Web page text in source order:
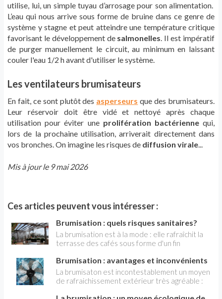
utilise, lui, un simple tuyau d’arrosage pour son alimentation.
L’eau qui nous arrive sous forme de bruine dans ce genre de
système y stagne et peut atteindre une température critique
favorisant le développement de salmonelles. Il est impératif
de purger manuellement le circuit, au minimum en laissant
couler l'eau 1/2 h avant d'utiliser le système.
Les ventilateurs brumisateurs
En fait, ce sont plutôt des asperseurs que des brumisateurs.
Leur réservoir doit être vidé et nettoyé après chaque
utilisation pour éviter une prolifération bactériennequi,
lors de la prochaine utilisation, arriverait directement dans
vos bronches. On imagine les risques de diffusion virale...
Mis à jour le 9 mai 2026
Ces articles peuvent vous intéresser :
Brumisation : quels risques sanitaires?
La brumisation est à la mode : elle rafraîchit la
terrasse des cafés sous forme d'un fin
pergola dans nos maisons. Pourtant, elle n'est
pas sans risques sanitaires : explications.
Brumisation : avantages et inconvénients
La brumisaton est incontestablement un moyen
de rafraichissement extérieur très agréable :